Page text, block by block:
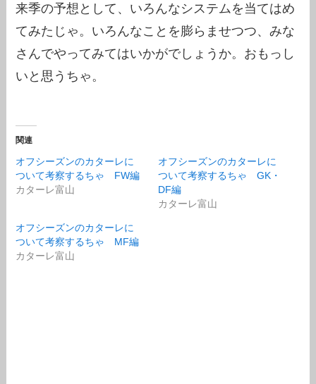
来季の予想として、いろんなシステムを当てはめ
てみたじゃ。いろんなことを膨らませつつ、みな
さんでやってみてはいかがでしょうか。おもっし
いと思うちゃ。
関連
オフシーズンのカターレに
ついて考察するちゃ FW編
カターレ富山
オフシーズンのカターレに
ついて考察するちゃ GK・
DF編
カターレ富山
オフシーズンのカターレに
ついて考察するちゃ MF編
カターレ富山